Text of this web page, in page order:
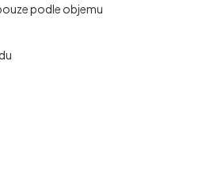
podle objemu